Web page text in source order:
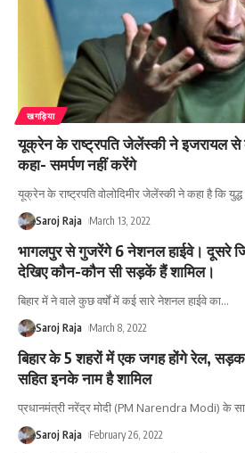
खगड़िया
यूक्रेन के राष्ट्रपति जेलेंस्की ने इजरायल से
कहा- समर्पण नहीं करेंगे
यूक्रेन के राष्ट्रपति वोलोदिमीर जेलेंस्की ने कहा है कि युद्ध
Saroj Raja March 13, 2022
भागलपुर से गुजरेंगे 6 नेशनल हाईवे। दूसरे
देखिए कौन-कौन सी सड़कें हैं शामिल।
बिहार में ने वाले कुछ वर्षों में कई सारे नेशनल हाईवे का…
Saroj Raja March 8, 2022
बिहार के 5 शहरों में एक जगह होंगे रेल,
सहित इनके नाम है शामिल
प्रधानमंत्री नरेंद्र मोदी (PM Narendra Modi) के
Saroj Raja February 26, 2022